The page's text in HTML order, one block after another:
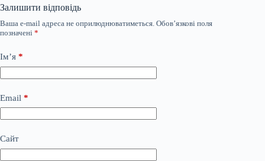
Залишити відповідь
Ваша e-mail адреса не оприлюднюватиметься. Обов’язкові поля
позначені *
Ім’я *
Email *
Сайт